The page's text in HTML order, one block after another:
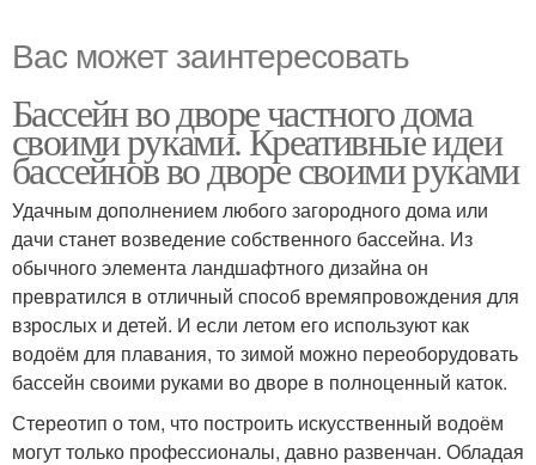
Вас может заинтересовать
Бассейн во дворе частного дома
своими руками. Креативные идеи
бассейнов во дворе своими руками
Удачным дополнением любого загородного дома или
дачи станет возведение собственного бассейна. Из
обычного элемента ландшафтного дизайна он
превратился в отличный способ времяпровождения для
взрослых и детей. И если летом его используют как
водоём для плавания, то зимой можно переоборудовать
бассейн своими руками во дворе в полноценный каток.
Стереотип о том, что построить искусственный водоём
могут только профессионалы, давно развенчан. Обладая